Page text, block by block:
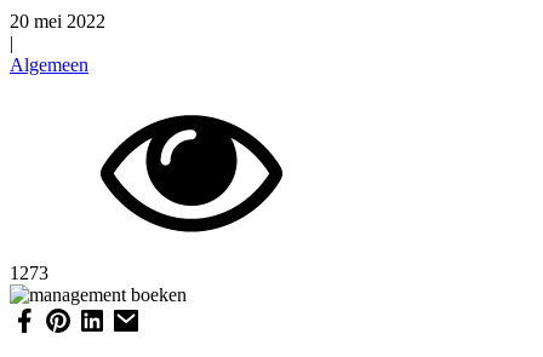
20 mei 2022
|
Algemeen
1273